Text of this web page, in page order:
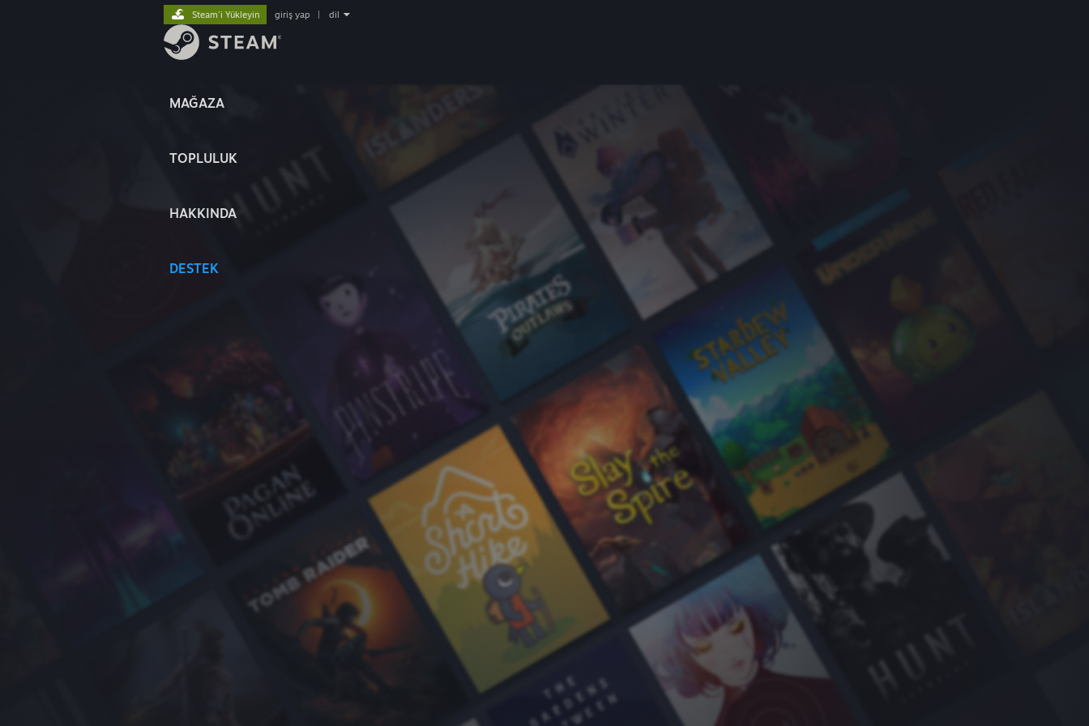
MAĞAZA
TOPLULUK
HAKKINDA
DESTEK
Steam'i Yükleyin giriş yap dil